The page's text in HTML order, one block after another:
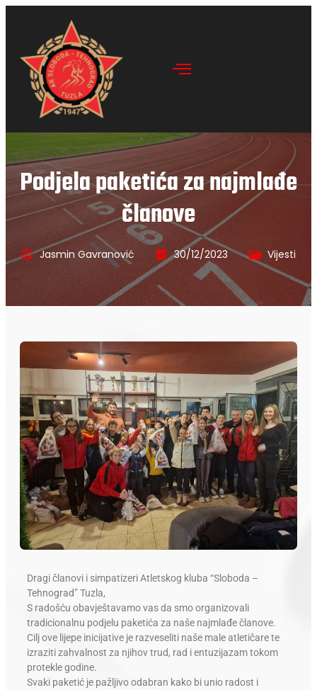
Podjela paketića za najmlađe
članove
Jasmin Gavranović 30/12/2023 Vijesti
Dragi članovi i simpatizeri Atletskog kluba “Sloboda –
Tehnograd” Tuzla,
S radošću obavještavamo vas da smo organizovali
tradicionalnu podjelu paketića za naše najmlađe članove.
Cilj ove lijepe inicijative je razveseliti naše male atletičare te
izraziti zahvalnost za njihov trud, rad i entuzijazam tokom
protekle godine.
Svaki paketić je pažljivo odabran kako bi unio radost i